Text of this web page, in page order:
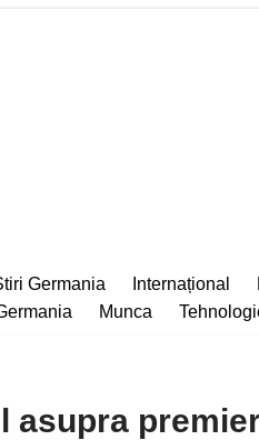
Germania Internațional
Munca
asupra